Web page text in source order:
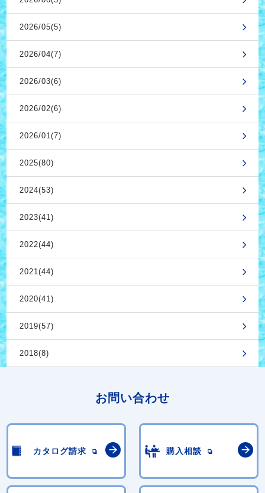
2026/05(5)
2026/04(7)
2026/03(6)
2026/02(6)
2026/01(7)
2025(80)
2024(53)
2023(41)
2022(44)
2021(44)
2020(41)
2019(57)
2018(8)
お問い合わせ
カタログ請求 購入相談